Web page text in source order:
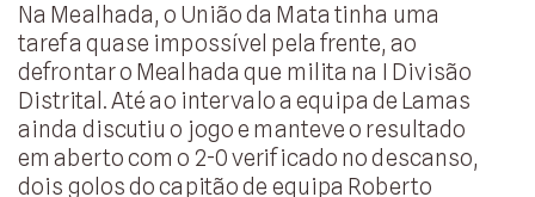
Na Mealhada, o União da Mata tinha uma
tarefa quase impossível pela frente, ao
defrontar o Mealhada que milita na I Divisão
Distrital. Até ao intervalo a equipa de Lamas
ainda discutiu o jogo e manteve o resultado
em aberto com o 2-0 verificado no descanso,
dois golos do capitão de equipa Roberto